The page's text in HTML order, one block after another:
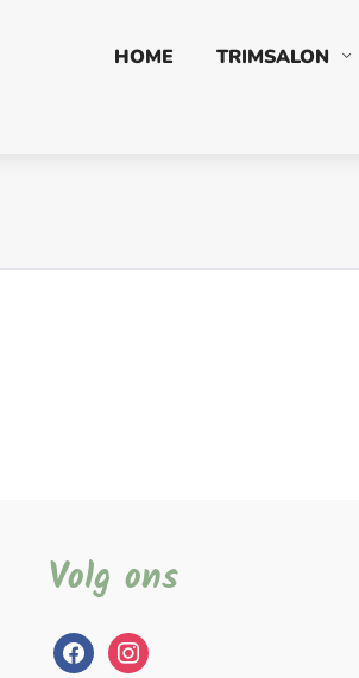
HOME TRIMSALON
Volg ons
facebookinstagram